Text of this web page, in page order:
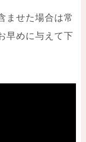
ませた場合は常
早めに与えて下